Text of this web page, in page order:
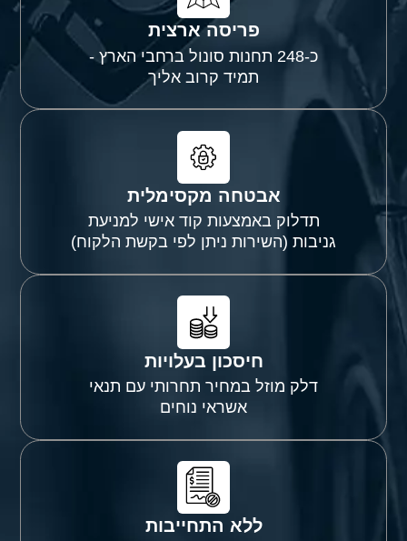
פריסה ארצית
כ-248 תחנות סונול ברחבי הארץ -
תמיד קרוב אליך
אבטחה מקסימלית
תדלוק באמצעות קוד אישי למניעת
גניבות (השירות ניתן לפי בקשת הלקוח)
חיסכון בעלויות
דלק מוזל במחיר תחרותי עם תנאי
אשראי נוחים
ללא התחייבות